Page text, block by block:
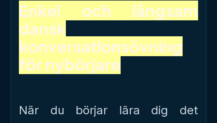
Enkel och långsam
dansk
konversationsövning
för nybörjare
När du börjar lära dig det